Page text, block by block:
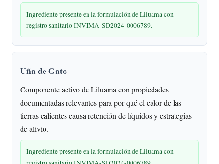
Ingrediente presente en la formulación de Liluama con
registro sanitario INVIMA-SD2024-0006789.
Uña de Gato
Componente activo de Liluama con propiedades
documentadas relevantes para por qué el calor de las
tierras calientes causa retención de líquidos y estrategias
de alivio.
Ingrediente presente en la formulación de Liluama con